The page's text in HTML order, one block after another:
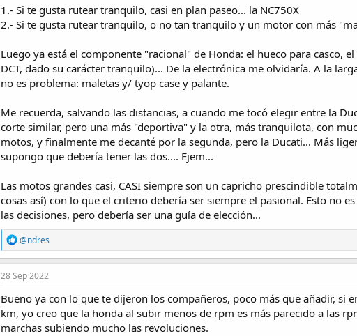
:
1.- Si te gusta rutear tranquilo, casi en plan paseo... la NC750X
2.- Si te gusta rutear tranquilo, o no tan tranquilo y un motor con más
Luego ya está el componente "racional" de Honda: el hueco para casco,
DCT, dado su carácter tranquilo)... De la electrónica me olvidaría. A la
no es problema: maletas y/ tyop case y palante.
Me recuerda, salvando las distancias, a cuando me tocó elegir entre la
corte similar, pero una más "deportiva" y la otra, más tranquilota, con
motos, y finalmente me decanté por la segunda, pero la Ducati... Más
supongo que debería tener las dos.... Ejem...
Las motos grandes casi, CASI siempre son un capricho prescindible
cosas así) con lo que el criterio debería ser siempre el pasional. Esto no
las decisiones, pero debería ser una guía de elección...
R
e
a
c
i
o
n
s
@ndres
28 Sep 2022
Bueno ya con lo que te dijeron los compañeros, poco más que añadir,
km, yo creo que la honda al subir menos de rpm es más parecido a las
marchas subiendo mucho las revoluciones.